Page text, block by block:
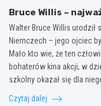
i
l
e
k
c
a
l
m
a
m
i
ę
ś
n
i
e
p
r
y
t
y
ć
?
S
k
u
t
Bruce Willis –
Walter Bruce Willis urodził
Niemczech – jego ojciec
Mało kto wie, że ten
bohaterów kina akcji, w
szkolny okazał się dla
Czytaj dalej